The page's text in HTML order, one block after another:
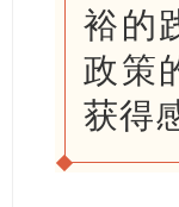
裕的
政策
获得